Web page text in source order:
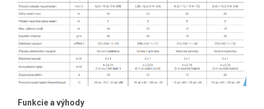
Funkcie a výhody